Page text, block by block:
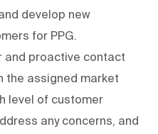
develop new
for PPG.
and proactive contact
the assigned market
level of customer
any concerns, and